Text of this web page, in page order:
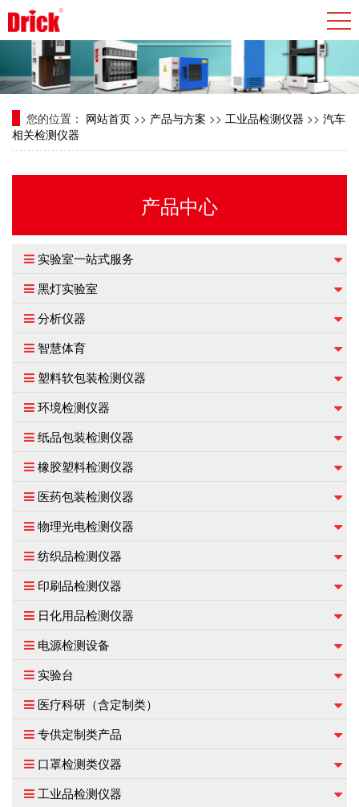
您的位置： 网站首页 >> 产品与方案 >> 工业品检测仪器 >> 汽车
相关检测仪器
产品中心
实验室一站式服务
黑灯实验室
分析仪器
智慧体育
塑料软包装检测仪器
环境检测仪器
纸品包装检测仪器
橡胶塑料检测仪器
医药包装检测仪器
物理光电检测仪器
纺织品检测仪器
印刷品检测仪器
日化用品检测仪器
电源检测设备
实验台
医疗科研（含定制类）
专供定制类产品
口罩检测类仪器
工业品检测仪器